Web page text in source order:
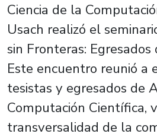
Ciencia de la
Usach realizó el
sin Fronteras: Egresados
Este encuentro reunió a
tesistas y egresados de
Computación Científica,
transversalidad de la